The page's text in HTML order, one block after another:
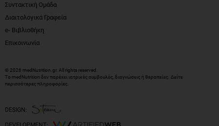
Συντακτική Ομάδα
Διαιτολογικά Γραφεία
e- Βιβλιοθήκη
Επικοινωνία
© 2026 medNutrition.gr. All rights reserved.
Το medNutrition δεν παρέχει ιατρικές συμβουλές, διαγνώσεις ή θεραπείες. Δείτε
περισσότερες πληροφορίες
DESIGN: